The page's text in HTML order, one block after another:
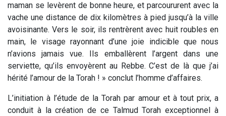
maman se levèrent de bonne heure, et parcoururent avec la
vache une distance de dix kilomètres à pied jusqu’à la ville
avoisinante. Vers le soir, ils rentrèrent avec huit roubles en
main, le visage rayonnant d’une joie indicible que nous
n’avions jamais vue. Ils emballèrent l’argent dans une
serviette, qu’ils envoyèrent au Rebbe. C’est de là que j’ai
hérité l’amour de la Torah ! » conclut l’homme d’affaires.
L’initiation à l’étude de la Torah par amour et à tout prix, a
conduit à la création de ce Talmud Torah exceptionnel à